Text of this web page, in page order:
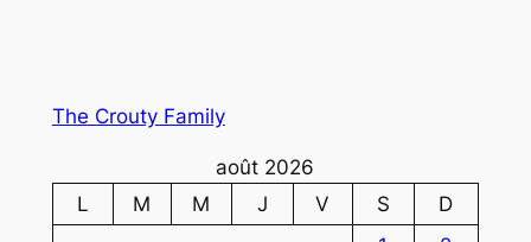
The Crouty Family
août 2026
L
M M J V S
D